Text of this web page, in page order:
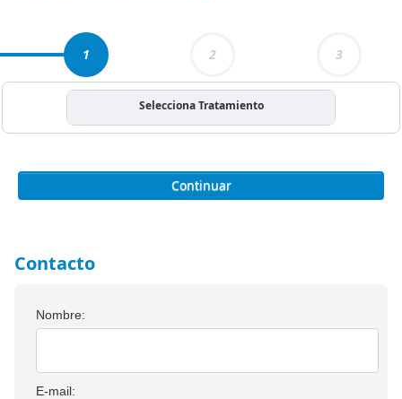
1 2 3
Selecciona Tratamiento
Continuar
Contacto
Nombre:
E-mail: